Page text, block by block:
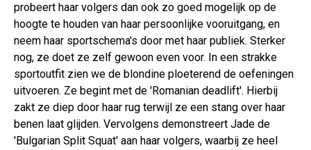
probeert haar volgers dan ook zo goed mogelijk op de
hoogte te houden van haar persoonlijke vooruitgang, en
neem haar sportschema's door met haar publiek. Sterker
nog, ze doet ze zelf gewoon even voor. In een strakke
sportoutfit zien we de blondine ploeterend de oefeningen
uitvoeren. Ze begint met de 'Romanian deadlift'. Hierbij
zakt ze diep door haar rug terwijl ze een stang over haar
benen laat glijden. Vervolgens demonstreert Jade de
'Bulgarian Split Squat' aan haar volgers, waarbij ze heel